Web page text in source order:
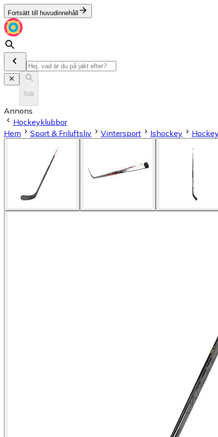
Fortsätt till huvudinnehåll
Sök
Annons
Hockeyklubbor
Hem
Sport & Friluftsliv Vintersport Ishockey